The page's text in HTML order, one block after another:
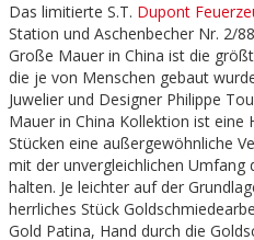
Das limitierte S.T. Dupont
Station und Aschenbecher Nr. 2/
Große Mauer in China ist die
die je von Menschen gebaut
Juwelier und Designer Philippe
Mauer in China Kollektion ist
Stücken eine außergewöhnliche
mit der unvergleichlichen Umfang
halten. Je leichter auf der
herrliches Stück
Gold Patina, Hand durch die